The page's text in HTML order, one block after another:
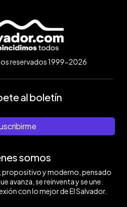
reservados 1999-2026
al boletín
somos
y moderno, pensado
avanza, se reinventa y se une.
con lo mejor de El Salvador.